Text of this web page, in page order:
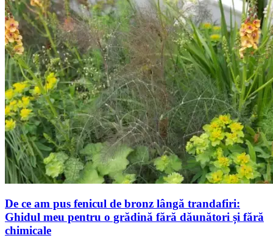
De ce am pus fenicul de bronz lângă trandafiri:
Ghidul meu pentru o grădină fără dăunători și fără
chimicale